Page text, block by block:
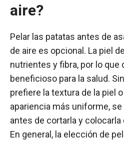
aire?
Pelar las patatas antes de
de aire es opcional. La piel
nutrientes y fibra, por lo que
beneficioso para la salud.
prefiere la textura de la piel
apariencia más uniforme,
antes de cortarla y colocarla
En general, la elección de